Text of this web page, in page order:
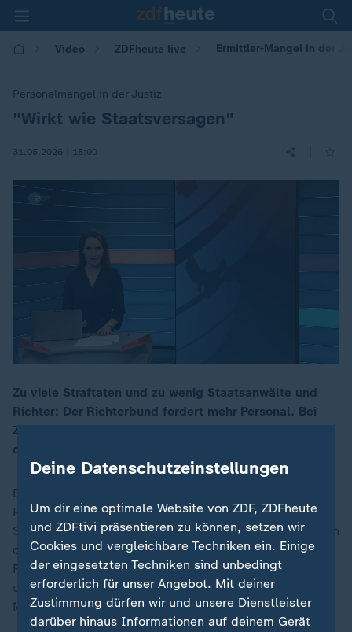
Video ZDFheute live Ermittler-Mangel in der
Personalmangel in der Justiz
:"Wirkt wie Staatsversagen"
31.05.2026 | 15:00
00:17
Zu viele Straftaten und zu wenig Staatsanwälte und
Richter: Der Richterbund fordert mehr Personal. Bei
ZDFheute live erklärt Strafrechtsprofessor Arndt Sinn
die Folgen für den Rechtsstaat.
Bundesweit fehlen nach Angaben des Deutschen
Richterbundes 2000 Strafverfolger. Die Folge:
Strafverfahren dauern länger und kleinere Fälle werden
oft vorzeitig eingestellt. Mit dem neuen "Pakt für den
Rechtsstaat" wollen Bund und Länder gegensteuern -
unter anderem durch Millionen-Investitionen und einer
Modernisierung der Strafprozessordnung.
Deine Datenschutzeinstellungen
Um dir eine optimale Website von ZDF, ZDFheute
und ZDFtivi präsentieren zu können, setzen wir
Cookies und vergleichbare Techniken ein. Einige
der eingesetzten Techniken sind unbedingt
erforderlich für unser Angebot. Mit deiner
Zustimmung dürfen wir und unsere Dienstleister
darüber hinaus Informationen auf deinem Gerät